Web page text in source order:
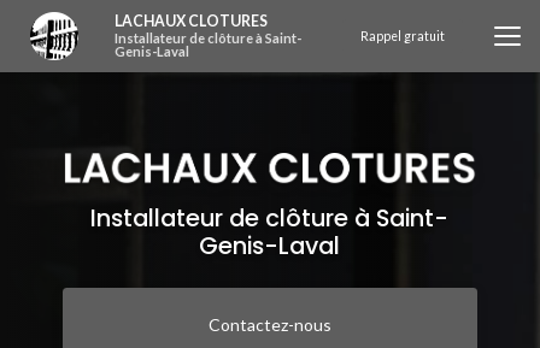
contenu
principal
LACHAUX CLOTURES
Installateur de clôture à Saint-
Genis-Laval
Rappel gratuit
Installateur de clôture à Saint-
Genis-Laval
Contactez-nous